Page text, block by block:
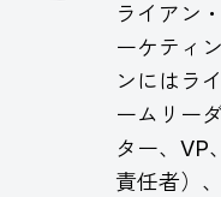
ライアン
ーケティ
ンにはラ
ームリー
ター、VP
責任者）